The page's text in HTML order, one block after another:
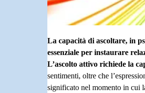
La capacità di ascoltare, in
essenziale per instaurare
L’ascolto attivo richiede la
sentimenti, oltre che
significato nel momento in cui